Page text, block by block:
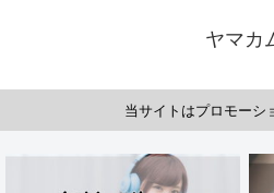
ヤマカ
当サイトはプロモーシ